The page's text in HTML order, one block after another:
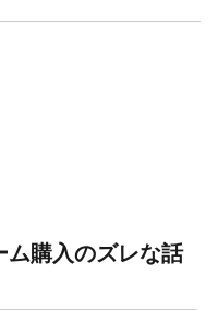
ム購入のズレな話